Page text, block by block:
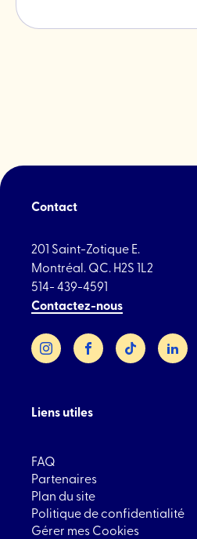
Contact
201 Saint-Zotique E.
Montréal. QC. H2S 1L2
514- 439-4591
Contactez-nous
InstagramFacebookTikTok LinkedIn
Liens utiles
FAQ
Partenaires
Plan du site
Politique de confidentialité
Gérer mes Cookies